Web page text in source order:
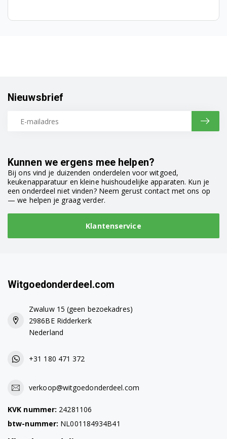
L62806 91452413101
L63600 91452413400
L63803 91452413501
L63805 91452413600
L62809 91452413900
L65800 91452415300
L52840 91452441200
L55845 91452441400
L64840 91452450200
L66840 91452450300
L66840 91452452900
Kunnen we ergens mee helpen?
Bij ons vind je duizenden onderdelen voor witgoed,
keukenapparatuur en kleine huishoudelijke apparaten. Kun je
een onderdeel niet vinden? Neem gerust contact met ons op
— we helpen je graag verder.
Klantenservice
Nieuwsbrief
Witgoedonderdeel.com
Zwaluw 15 (geen bezoekadres)
2986BE Ridderkerk
Nederland
+31 180 471 372
verkoop@witgoedonderdeel.com
KVK nummer: 24281106
btw-nummer: NL001184934B41